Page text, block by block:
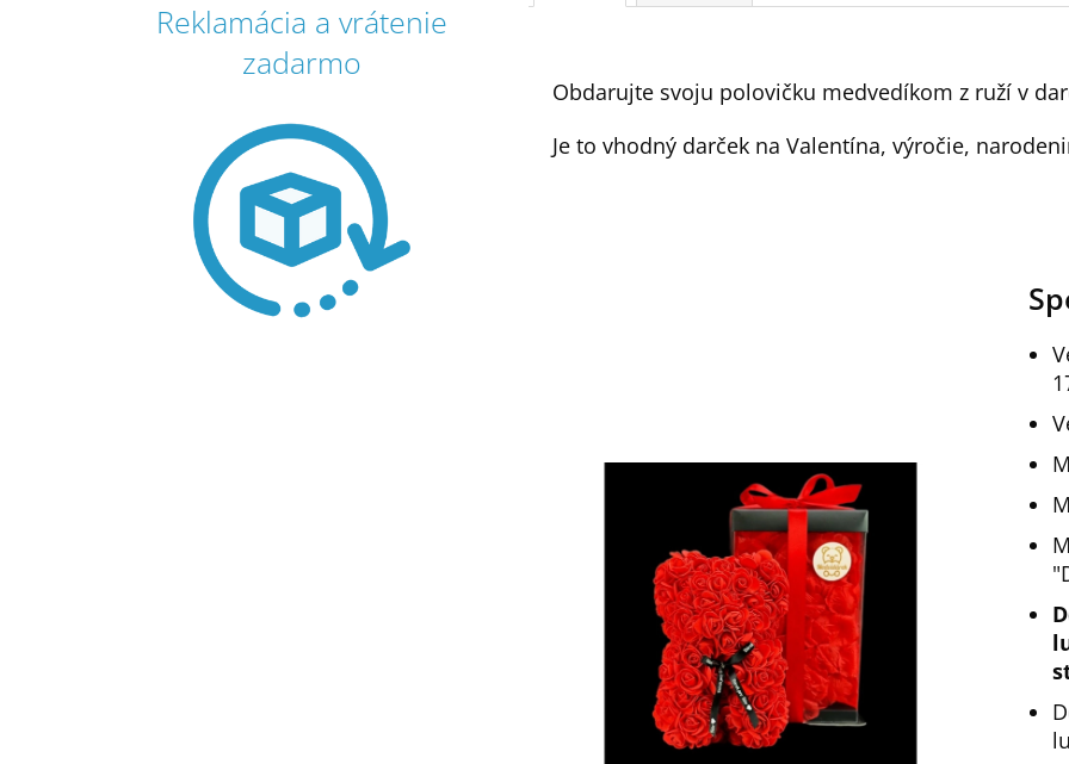
Reklamácia a vrátenie
zadarmo
Obdarujte svoju polovičku medvedíkom z ruží v
Je to vhodný darček na Valentína, výročie,